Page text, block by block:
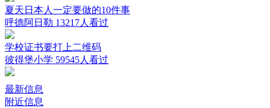
夏天日本人一定要做的10件事
呼德阿日勒 13217人看过
学校证书要打上二维码
彼得堡小学 59545人看过
最新信息
附近信息